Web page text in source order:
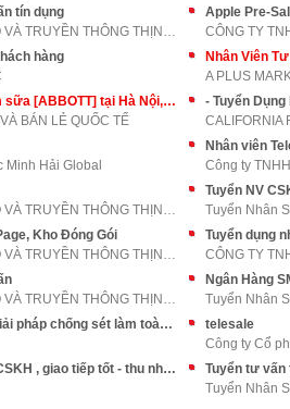
tín dụng
CÔNG TY TNHH QUẢNG CÁO VÀ TRUYỀN THÔNG THỊNH AN PH
Apple Pre-
CÔNG TY
hàng
Nhân Viên
A PLUS
Tư vấn dinh dưỡng sản phẩm sữa [ABBOTT] tại Hà Nội, Hồ Chí Minh
BÁN LẺ QUỐC TẾ
- Tuyển
CALIFORNIA
Minh Hải Global
Nhân viên
Công ty
CÔNG TY TNHH QUẢNG CÁO VÀ TRUYỀN THÔNG THỊNH AN PH
Tuyển Nhân
Kho Đóng Gói
CÔNG TY TNHH QUẢNG CÁO VÀ TRUYỀN THÔNG THỊNH AN PH
Tuyển dụng
CÔNG TY TNHH QUẢNG CÁO VÀ TRUYỀN THÔNG THỊNH AN PH
Tuyển Nhân
Tuyển NV Tư vấn kỹ thuật - Giải pháp chống sét làm toàn miền Bắc
telesale
Công ty Cổ
FE CREDIT tuyển NV tư vấn CSKH , giao tiếp tốt - thu nhập cực cao
Tuyển Nhân